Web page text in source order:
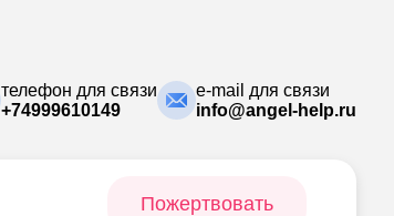
телефон для связи
+74999610149
e-mail для связи
info@angel-help.ru
Пожертвовать